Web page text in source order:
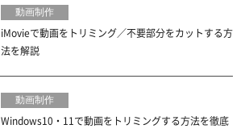
動画制作
iMovieで動画をトリミング／不要部分をカットする方
法を解説
動画制作
Windows10・11で動画をトリミングする方法を徹底